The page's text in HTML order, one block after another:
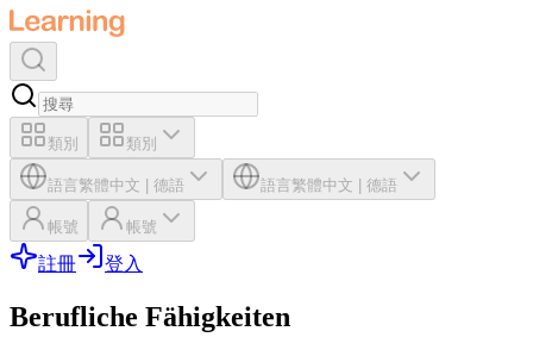
類別 類別
語言繁體中文 德語 語言繁體中文 德語
帳號 帳號
註冊 登入
Berufliche Fähigkeiten